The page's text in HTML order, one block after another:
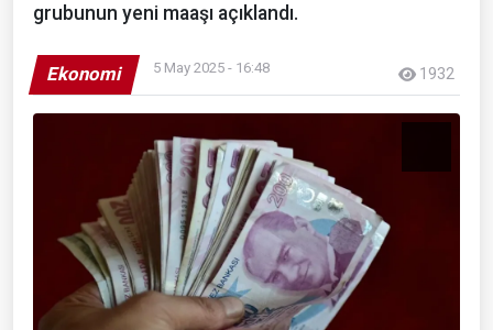
grubunun yeni maaşı açıklandı.
Ekonomi 5 May 2025 - 16:48 1932